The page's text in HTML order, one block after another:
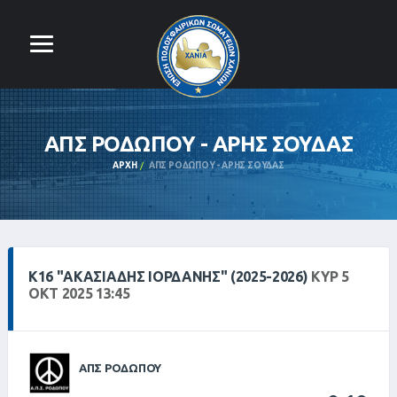
ΑΠΣ ΡΟΔΩΠΟΥ - ΑΡΗΣ ΣΟΥΔΑΣ
ΑΡΧΉ ΑΠΣ ΡΟΔΩΠΟΥ - ΑΡΗΣ ΣΟΥΔΑΣ
Κ16 "ΑΚΑΣΙΆΔΗΣ ΙΟΡΔΆΝΗΣ" (2025-2026) ΚΥΡ 5
ΟΚΤ 2025 13:45
ΑΠΣ ΡΟΔΩΠΟΥ